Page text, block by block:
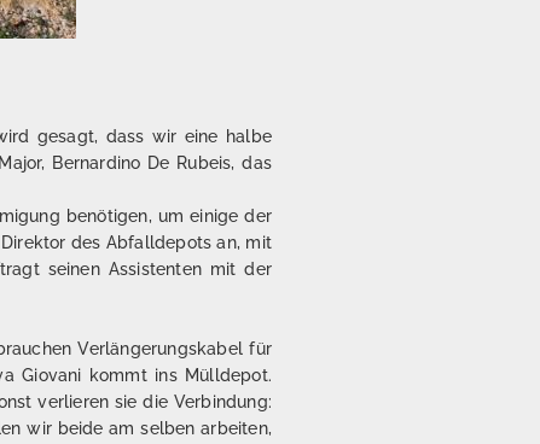
gesagt, dass wir eine halbe
Bernardino De Rubeis, das
benötigen, um einige der
des Abfalldepots an, mit
seinen Assistenten mit der
Verlängerungskabel für
Giovani kommt ins Mülldepot.
verlieren sie die Verbindung:
wir beide am selben arbeiten,